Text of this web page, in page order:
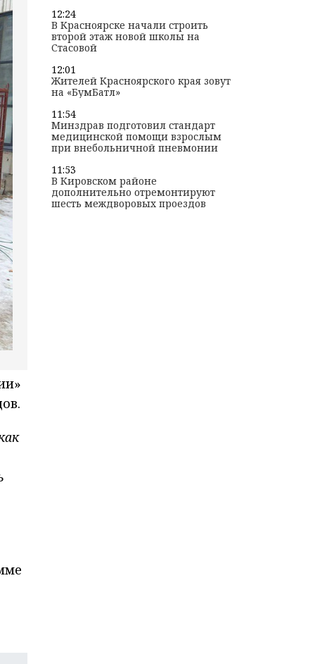
12:24
В Красноярске начали строить
второй этаж новой школы на
Стасовой
12:01
Жителей Красноярского края зовут
на «БумБатл»
11:54
Минздрав подготовил стандарт
медицинской помощи взрослым
при внебольничной пневмонии
11:53
В Кировском районе
дополнительно отремонтируют
шесть междворовых проездов